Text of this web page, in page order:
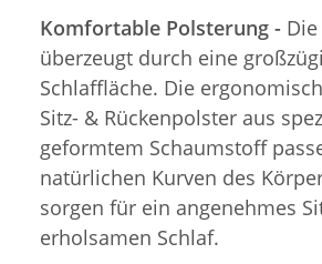
Komfortable Polsterung -
überzeugt durch eine
Schlaffläche. Die
Sitz- & Rückenpolster aus
geformtem Schaumstoff
natürlichen Kurven des
sorgen für ein angenehmes
erholsamen Schlaf.